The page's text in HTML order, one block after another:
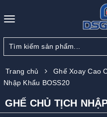
Toggle
Trang chủ Ghế Xoay Cao
Nhập Khẩu BOSS20
GHẾ CHỦ TỊCH